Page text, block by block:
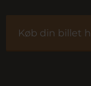
Køb din billet